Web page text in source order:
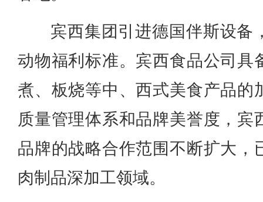
宾西集团引进德国伴斯设备
动物福利标准。宾西食品公司具
煮、板烧等中、西式美食产品的
质量管理体系和品牌美誉度，宾
品牌的战略合作范围不断扩大，
肉制品深加工领域。